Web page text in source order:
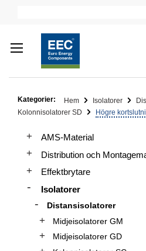
Kategorier: Hem Isolatorer
Kolonnisolatorer SD
Högre
AMS-Material
Distribution och
Effektbrytare
Isolatorer
Distansisolatorer
Midjeisolatorer GM
Midjeisolatorer GD